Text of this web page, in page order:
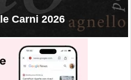
Carni 2026